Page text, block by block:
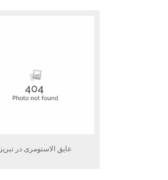
عایق الاستومری در تبریز